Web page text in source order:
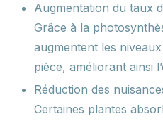
Augmentation du taux
Grâce à la
augmentent les
pièce, améliorant ainsi
Réduction des
Certaines plantes